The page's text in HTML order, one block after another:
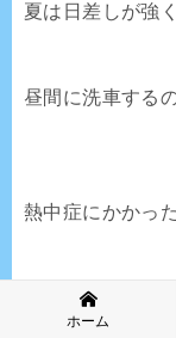
夏は日差しが強
昼間に洗車する
熱中症にかかっ
火傷をするリス
ホーム